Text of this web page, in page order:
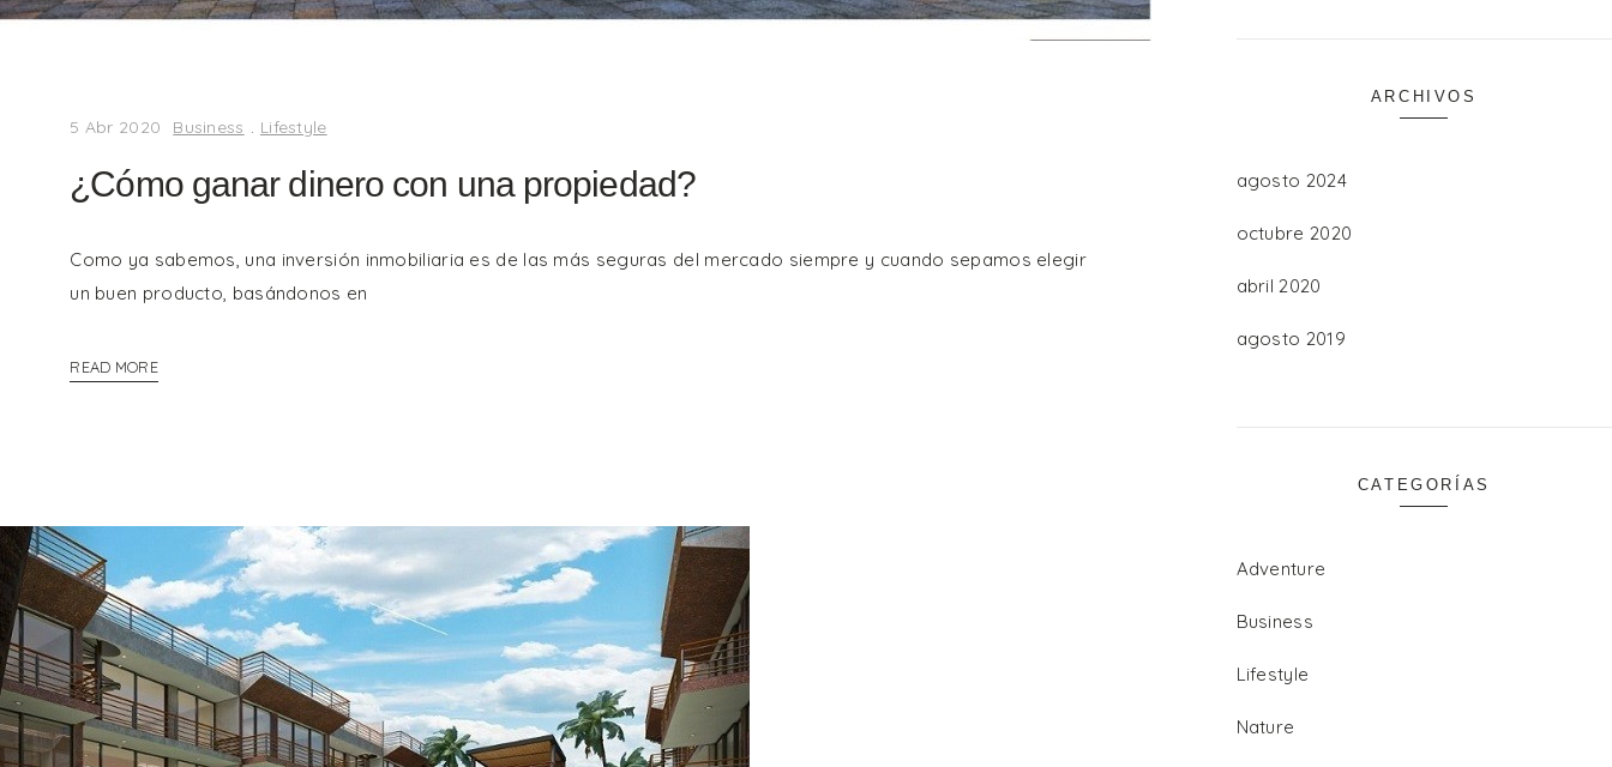
5 Abr 2020 Business . Lifestyle
¿Cómo ganar dinero con una propiedad?
Como ya sabemos, una inversión inmobiliaria es de las más seguras del mercado siempre y cuando sepamos elegir
un buen producto, basándonos en
READ MORE
ARCHIVOS
agosto 2024
octubre 2020
abril 2020
agosto 2019
CATEGORÍAS
Adventure
Business
Lifestyle
Nature